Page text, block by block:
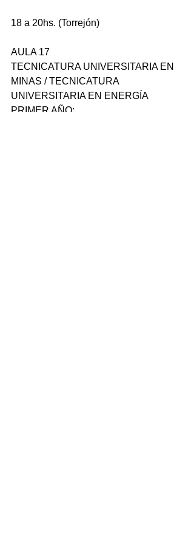
18 a 20hs. (Torrejón)
AULA 17
TECNICATURA UNIVERSITARIA EN
MINAS / TECNICATURA
UNIVERSITARIA EN ENERGÍA
PRIMER AÑO: